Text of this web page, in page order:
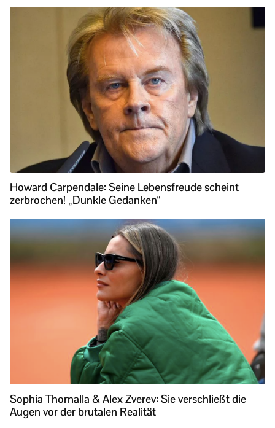
Howard Carpendale: Seine Lebensfreude scheint
zerbrochen! „Dunkle Gedanken“
Sophia Thomalla & Alex Zverev: Sie verschließt die
Augen vor der brutalen Realität